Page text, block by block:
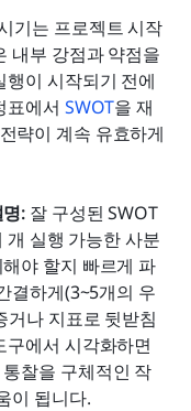
기는 프로젝트 시작
내부 강점과 약점을
이 시작되기 전에
표에서 SWOT을 재
략이 계속 유효하게
: 잘 구성된 SWOT
개 실행 가능한 사분
야 할지 빠르게 파
결하게(3~5개의 우
거나 지표로 뒷받침
에서 시각화하면
찰을 구체적인 작
이 됩니다.